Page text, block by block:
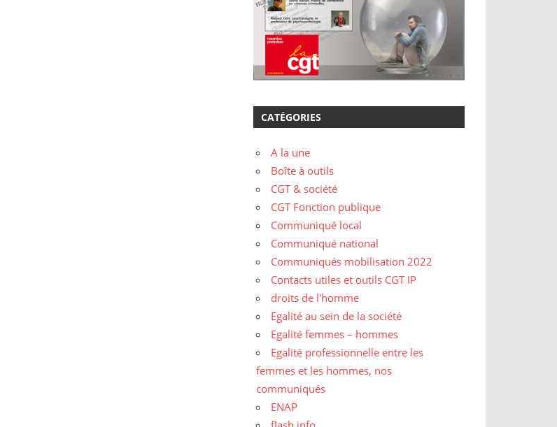
CATÉGORIES
A la une
Boîte à outils
CGT & société
CGT Fonction publique
Communiqué local
Communiqué national
Communiqués mobilisation 2022
Contacts utiles et outils CGT IP
droits de l'homme
Egalité au sein de la société
Egalité femmes – hommes
Egalité professionnelle entre les
femmes et les hommes, nos
communiqués
ENAP